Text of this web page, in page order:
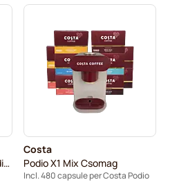
Mocha Italia Tostatura Media (Piccolo)
Costa
Podio X1 Mix Csomag
Incl. 480 capsule per Costa Podio